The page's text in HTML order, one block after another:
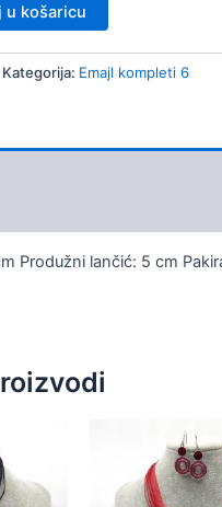
u košaricu
Kategorija: Emajl kompleti 6
Produžni lančić: 5 cm